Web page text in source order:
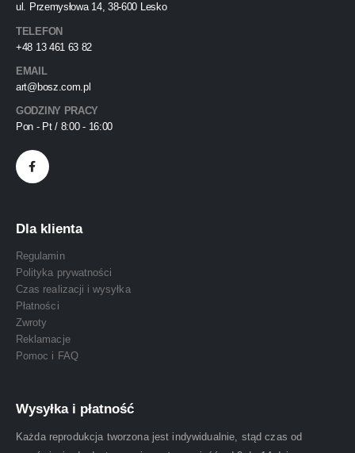
ul. Przemysłowa 14, 38-600 Lesko
TELEFON
+48 13 461 63 82
EMAIL
art@bosz.com.pl
GODZINY PRACY
Pon - Pt / 8:00 - 16:00
Dla klienta
Regulamin
Polityka prywatności
Czas realizacji i wysyłka
Płatności
Zwroty
Reklamacje
Pomoc i FAQ
Wysyłka i płatność
Każda reprodukcja tworzona jest indywidualnie, stąd czas od